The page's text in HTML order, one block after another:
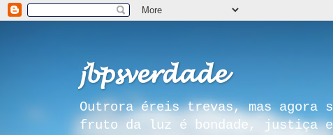
𝓳𝓫𝓹𝓼𝓿𝓮𝓻𝓭𝓪𝓭𝓮
Outrora éreis trevas, mas agora
fruto da luz é bondade, justiça e